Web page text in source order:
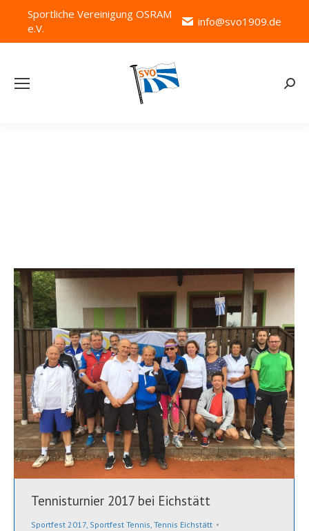
Sportliche Vereinigung OSRAM
e.V.
info@svo1909.de
Tennisturnier 2017 bei Eichstätt
Sportfest 2017, Sportfest Tennis, Tennis Eichstätt